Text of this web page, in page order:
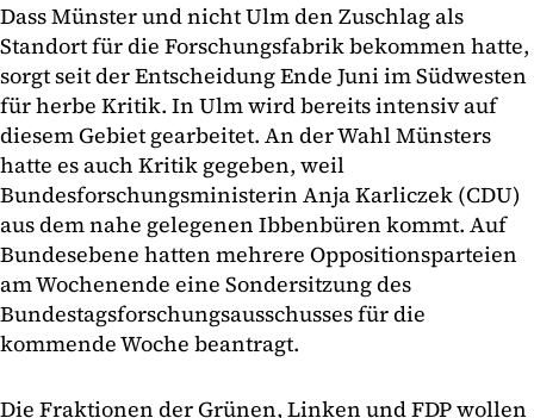
Dass Münster und nicht Ulm den Zuschlag als
Standort für die Forschungsfabrik bekommen hatte,
sorgt seit der Entscheidung Ende Juni im Südwesten
für herbe Kritik. In Ulm wird bereits intensiv auf
diesem Gebiet gearbeitet. An der Wahl Münsters
hatte es auch Kritik gegeben, weil
Bundesforschungsministerin Anja Karliczek (CDU)
aus dem nahe gelegenen Ibbenbüren kommt. Auf
Bundesebene hatten mehrere Oppositionsparteien
am Wochenende eine Sondersitzung des
Bundestagsforschungsausschusses für die
kommende Woche beantragt.
Die Fraktionen der Grünen, Linken und FDP wollen